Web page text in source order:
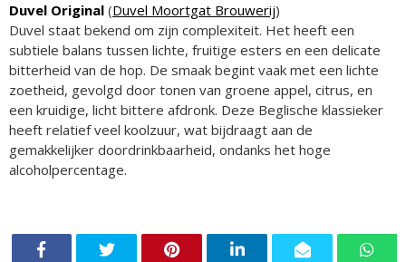
Duvel Original (Duvel Moortgat Brouwerij)
Duvel staat bekend om zijn complexiteit. Het heeft een
subtiele balans tussen lichte, fruitige esters en een delicate
bitterheid van de hop. De smaak begint vaak met een lichte
zoetheid, gevolgd door tonen van groene appel, citrus, en
een kruidige, licht bittere afdronk. Deze Beglische klassieker
heeft relatief veel koolzuur, wat bijdraagt aan de
gemakkelijker doordrinkbaarheid, ondanks het hoge
alcoholpercentage.